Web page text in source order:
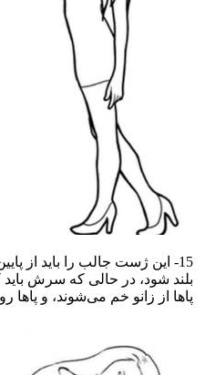
15- این ژست جالب را باید از
بلند شود، در حالی که سرش
پاها از زانو خم می‌شوند، و پاها